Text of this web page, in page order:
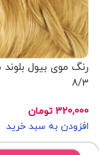
رنگ موی بیول
8/3
320,000 تومان
افزودن به سبد خرید